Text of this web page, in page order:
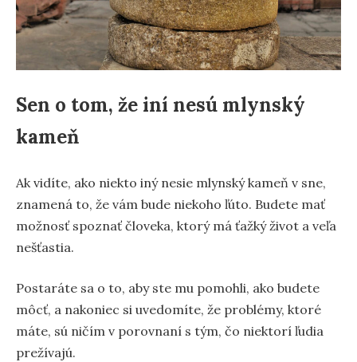
Sen o tom, že iní nesú mlynský
kameň
Ak vidíte, ako niekto iný nesie mlynský kameň v sne,
znamená to, že vám bude niekoho ľúto. Budete mať
možnosť spoznať človeka, ktorý má ťažký život a veľa
nešťastia.
Postaráte sa o to, aby ste mu pomohli, ako budete
môcť, a nakoniec si uvedomíte, že problémy, ktoré
máte, sú ničím v porovnaní s tým, čo niektorí ľudia
prežívajú.